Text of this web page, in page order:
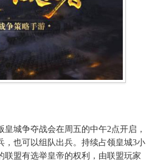
城争夺战会在周五的中午2点开启，
，也可以组队出兵。持续占领皇城3小
联盟有选举皇帝的权利，由联盟玩家